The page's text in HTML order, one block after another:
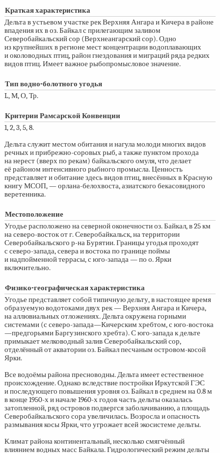
Краткая характеристика
Дельта в устьевом участке рек Верхняя Ангара и Кичера в районе
впадения их в оз. Байкал с прилегающим заливом
Северобайкальский сор (Верхнеангарский сор). Одно
из крупнейших в регионе мест концентрации водоплавающих
и околоводных птиц, район гнездования и миграций ряда редких
видов птиц. Имеет важное рыбопромысловое значение.
Тип водно-болотного угодья
L, М, О, Тр.
Критерии Рамсарской Конвенции
1, 2, 3, 5, 8.
Дельта служит местом обитания и нагула молоди многих видов
речных и прибрежно-соровых рыб, а также пунктом прохода
на нерест (вверх по рекам) байкальского омуля, что делает
её районом интенсивного рыбного промысла. Ценность
представляет и обитание здесь видов птиц, внесённых в Красную
книгу МСОП, — орлана-белохвоста, азиатского бекасовидного
веретенника.
Местоположение
Угодье расположено на северной оконечности оз. Байкал, в 25 км
на северо-восток от г. Северобайкальск, на территории
Северобайкальского р-на Бурятии. Границы угодья проходят
с северо-запада, севера и востока по границе поймы
и надпойменной террасы, с юго-запада — по о. Ярки
включительно.
Физико-географическая характеристика
Угодье представляет собой типичную дельту, в настоящее время
образуемую водотоками двух рек — Верхняя Ангара и Кичера,
на аллювиальных отложениях. Дельта окружена горными
системами (с северо-запада—Кичерским хребтом, с юго-востока
—предгорьями Баргузинского хребта). С юго-запада к дельте
примыкает мелководный залив Северобайкальский сор,
отделённый от акватории оз. Байкал песчаным островом-косой
Ярки.
Все водоёмы района пресноводны. Дельта имеет естественное
происхождение. Однако вследствие постройки Иркутской ГЭС
и последующего повышения уровня оз. Байкал в среднем на 0.8 м
в конце 1950-хи начале 1960-хгодов часть дельты оказалась
затопленной, ряд островов подвергся заболачиванию, а площадь
Северобайкальского сора увеличилась. Возросла и опасность
размывания косы Ярки, что угрожает всей экосистеме дельты.
Климат района континентальный, несколько смягчённый
влиянием водных масс Байкала. Гидрологический режим дельты